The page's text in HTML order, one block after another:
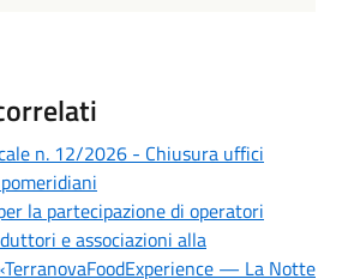
n. 12/2026 - Chiusura uffici
la partecipazione di operatori
e associazioni alla
— La Notte